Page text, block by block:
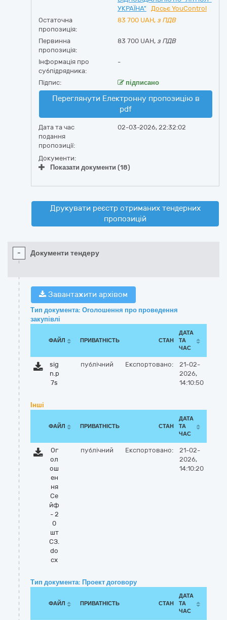
УКРАЇНА"
Досьє YouControl
Остаточна
пропозиція:
83 700 UAH, з ПДВ
Первинна
пропозиція:
83 700 UAH, з ПДВ
Інформація про
субпідрядника:
-
Підпис: підписано
Переглянути Електронну пропозицію в
pdf
Дата та час
подання
пропозиції:
02-03-2026, 22:32:02
Документи:
Показати документи (18)
Друкувати реєстр отриманих тендерних
пропозицій
- Документи тендеру
Завантажити архівом
Тип документа: Оголошення про проведення
закупівлі
ФАЙЛ ПРИВАТНІСТЬ СТАН
ДАТА
ТА
ЧАС
sig
n.p
7s
публічний Експортовано:
21-02-
2026,
14:10:50
Інші
ФАЙЛ ПРИВАТНІСТЬ СТАН
ДАТА
ТА
ЧАС
Ог
ол
ош
ен
ня
Се
йф
- 2
0
шт
СЗ.
do
cx
публічний Експортовано:
21-02-
2026,
14:10:20
Тип документа: Проект договору
ФАЙЛ ПРИВАТНІСТЬ СТАН
ДАТА
ТА
ЧАС